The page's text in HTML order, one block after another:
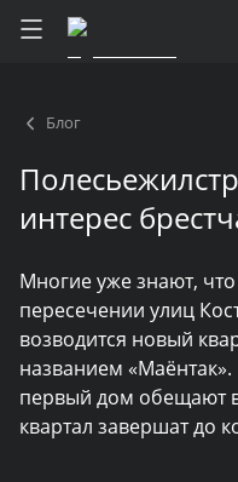
Блог
интерес
Многие уже знают,
пересечении улиц
возводится новый
названием
первый дом обещают
квартал завершат до